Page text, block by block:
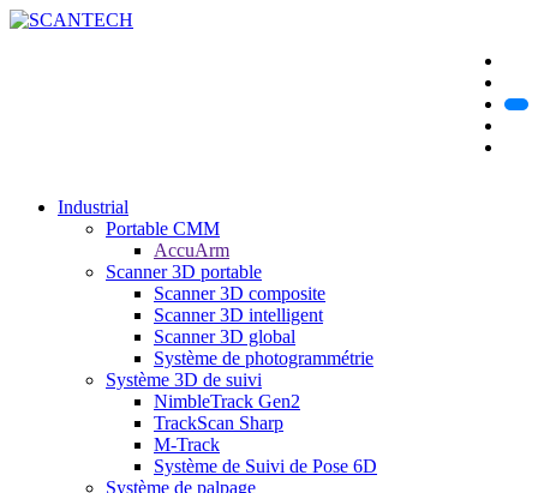
Industrial
Portable CMM
AccuArm
Scanner 3D portable
Scanner 3D composite
Scanner 3D intelligent
Scanner 3D global
Système de photogrammétrie
Système 3D de suivi
NimbleTrack Gen2
TrackScan Sharp
M-Track
Système de Suivi de Pose 6D
Système de palpage